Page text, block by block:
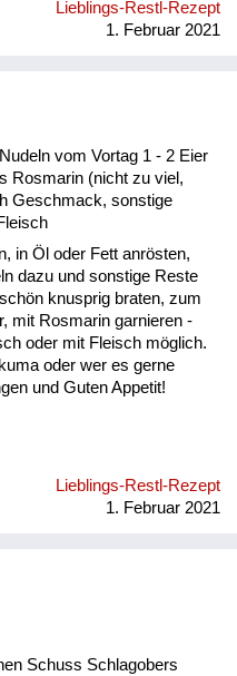
Lieblings-Restl-Rezept
1. Februar 2021
vom Vortag 1 - 2 Eier
Rosmarin (nicht zu viel,
Geschmack, sonstige
in Öl oder Fett anrösten,
dazu und sonstige Reste
knusprig braten, zum
mit Rosmarin garnieren -
oder mit Fleisch möglich.
oder wer es gerne
und Guten Appetit!
Lieblings-Restl-Rezept
1. Februar 2021
Schuss Schlagobers